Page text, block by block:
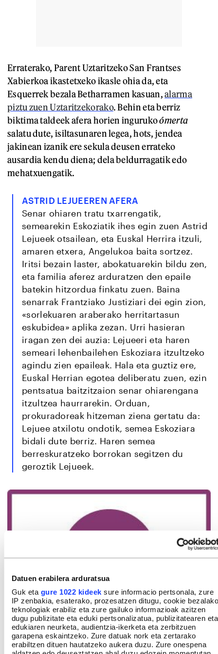
Datuen erabilera arduratsua
Guk eta gure 1022 kideek sure informacio pertsonala, zure
IP zenbakia, esaterako, prozesatzen ditugu, cookie bezalako
teknologiak erabiliz eta zure gailuko informazioak azitzen
dugu publizitate eta eduki pertsonalizatua, publizitatearen eta
edukiaren neurketa, audientzia-ikerketa eta zerbitzuen
garapena eskaintzeko. Zure datuak nork eta zertarako
erabiltzen dituen hautatzeko aukera duzu. Zure onespena
Erraterako, Parent Uztaritzeko San Frantses
Xabierkoa ikastetxeko ikasle ohia da, eta
Esquerrek bezala Betharramen kasuan,alarma
piztu zuen Uztaritzekorako. Behin eta berriz
biktima taldeek afera horien ingurukoómerta
salatu dute, isiltasunaren legea, hots, jendea
jakinean izanik ere sekula deusen errateko
ausardia kendu diena; dela beldurragatik edo
mehatxuengatik.
ASTRID LEJUEEREN AFERA
Senar ohiaren tratu txarrengatik,
semearekin Eskoziatik ihes egin zuen Astrid
Lejueek otsailean, eta Euskal Herrira itzuli,
amaren etxera, Angelukoa baita sortzez.
Iritsi bezain laster, abokatuarekin bildu zen,
eta familia aferez arduratzen den epaile
batekin hitzordua finkatu zuen. Baina
senarrak Frantziako Justiziari dei egin zion,
«sorlekuaren araberako herritartasun
eskubidea» aplika zezan. Urri hasieran
iragan zen dei auzia: Lejueeri eta haren
semeari lehenbailehen Eskoziara itzultzeko
agindu zien epaileak. Hala eta guztiz ere,
Euskal Herrian egotea deliberatu zuen, ezin
pentsatua baitzitzaion senar ohiarengana
itzultzea haurrarekin. Orduan,
prokuradoreak hitzeman ziena gertatu da:
Lejuee atxilotu ondotik, semea Eskoziara
bidali dute berriz. Haren semea
berreskuratzeko borrokan segitzen du
geroztik Lejueek.